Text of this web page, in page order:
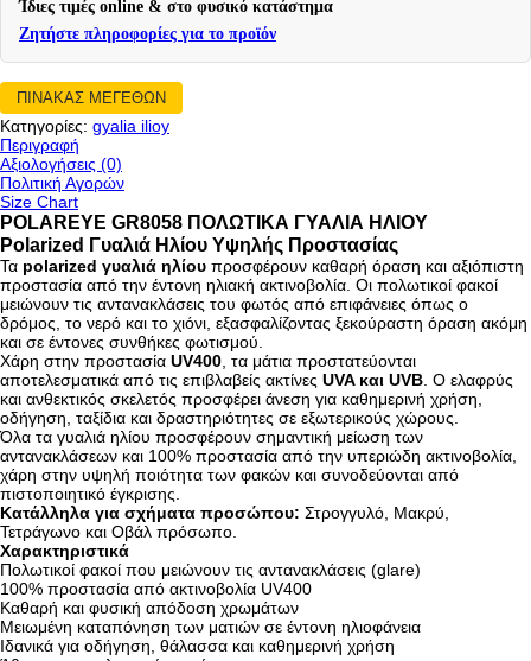
Ίδιες τιμές online & στο φυσικό κατάστημα
Ζητήστε πληροφορίες για το προϊόν
ΠΙΝΑΚΑΣ ΜΕΓΕΘΩΝ
Κατηγορίες: gyalia ilioy
Περιγραφή
Αξιολογήσεις (0)
Πολιτική Αγορών
Size Chart
POLAREYE GR8058 ΠΟΛΩΤΙΚΑ ΓΥΑΛΙΑ ΗΛΙΟΥ
Polarized Γυαλιά Ηλίου Υψηλής Προστασίας
Τα polarized γυαλιά ηλίου προσφέρουν καθαρή όραση και αξιόπιστη
προστασία από την έντονη ηλιακή ακτινοβολία. Οι πολωτικοί φακοί
μειώνουν τις αντανακλάσεις του φωτός από επιφάνειες όπως ο
δρόμος, το νερό και το χιόνι, εξασφαλίζοντας ξεκούραστη όραση ακόμη
και σε έντονες συνθήκες φωτισμού.
Χάρη στην προστασία UV400 , τα μάτια προστατεύονται
αποτελεσματικά από τις επιβλαβείς ακτίνες UVA και UVB . Ο ελαφρύς
και ανθεκτικός σκελετός προσφέρει άνεση για καθημερινή χρήση,
οδήγηση, ταξίδια και δραστηριότητες σε εξωτερικούς χώρους.
Όλα τα γυαλιά ηλίου προσφέρουν σημαντική μείωση των
αντανακλάσεων και 100% προστασία από την υπεριώδη ακτινοβολία,
χάρη στην υψηλή ποιότητα των φακών και συνοδεύονται από
πιστοποιητικό έγκρισης.
Κατάλληλα για σχήματα προσώπου: Στρογγυλό, Μακρύ,
Τετράγωνο και Οβάλ πρόσωπο.
Χαρακτηριστικά
Πολωτικοί φακοί που μειώνουν τις αντανακλάσεις (glare)
100% προστασία από ακτινοβολία UV400
Καθαρή και φυσική απόδοση χρωμάτων
Μειωμένη καταπόνηση των ματιών σε έντονη ηλιοφάνεια
Ιδανικά για οδήγηση, θάλασσα και καθημερινή χρήση